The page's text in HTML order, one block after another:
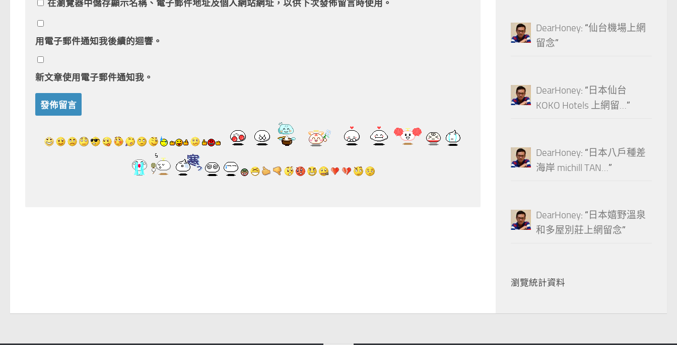
在瀏覽器中儲存顯示名稱、電子郵件地址及個人網站網址，以供下次發佈留言時使用。
用電子郵件通知我後續的迴響。
新文章使用電子郵件通知我。
DearHoney: “仙台機場上網
留念”
DearHoney: “ 日本仙台
KOKO Hotels 上網留…”
DearHoney: “ 日本八戶種差
海岸 michill TAN…”
DearHoney: “ 日本嬉野溫泉
和多屋別莊上網留念”
瀏覽統計資料